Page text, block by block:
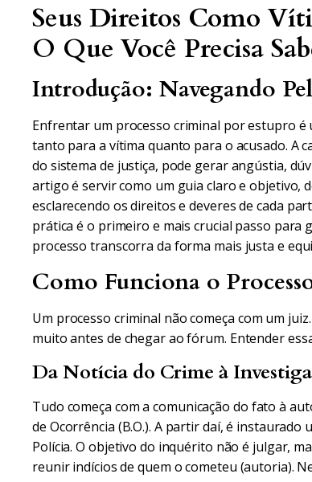
Seus Direitos Como
O Que Você Precisa
Introdução: Navegando
Enfrentar um processo criminal por estupro é
tanto para a vítima quanto para o acusado. A
do sistema de justiça, pode gerar angústia,
artigo é servir como um guia claro e objetivo,
esclarecendo os direitos e deveres de cada
prática é o primeiro e mais crucial passo
processo transcorra da forma mais justa e
Como Funciona o
Um processo criminal não começa com um
muito antes de chegar ao fórum. Entender
Da Notícia do Crime à
Tudo começa com a comunicação do fato à
de Ocorrência (B.O.). A partir daí, é
Polícia. O objetivo do inquérito não é julgar,
reunir indícios de quem o cometeu (autoria).